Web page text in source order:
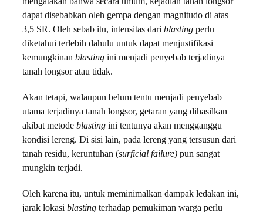
dapat disebabkan oleh gempa dengan magnitudo di atas
3,5 SR. Oleh sebab itu, intensitas dari blasting perlu
diketahui terlebih dahulu untuk dapat menjustifikasi
kemungkinan blasting ini menjadi penyebab terjadinya
tanah longsor atau tidak.
Akan tetapi, walaupun belum tentu menjadi penyebab
utama terjadinya tanah longsor, getaran yang dihasilkan
akibat metode blasting ini tentunya akan mengganggu
kondisi lereng. Di sisi lain, pada lereng yang tersusun dari
tanah residu, keruntuhan (surficial failure) pun sangat
mungkin terjadi.
Oleh karena itu, untuk meminimalkan dampak ledakan ini,
jarak lokasi blasting terhadap pemukiman warga perlu